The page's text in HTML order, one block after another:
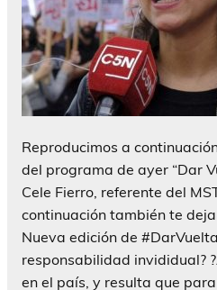
Reproducimos a
del programa de ayer “Dar
Cele Fierro, referente del
continuación también te
Nueva edición de
responsabilidad invididual?
en el país, y resulta que